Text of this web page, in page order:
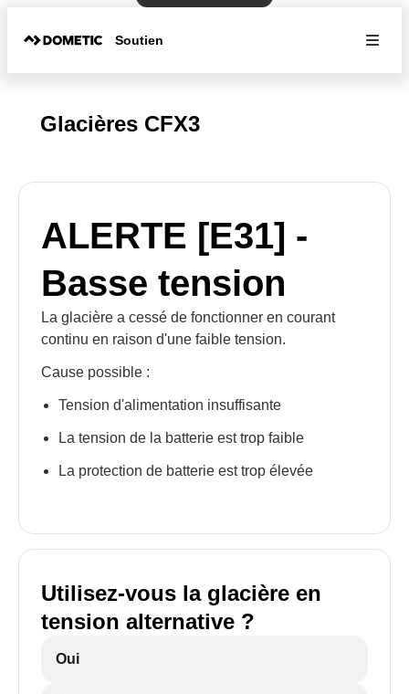
Soutien
Glacières CFX3
ALERTE [E31] -
Basse tension
La glacière a cessé de fonctionner en courant
continu en raison d'une faible tension.
Cause possible :
Tension d'alimentation insuffisante
La tension de la batterie est trop faible
La protection de batterie est trop élevée
Utilisez-vous la glacière en
tension alternative ?
Oui